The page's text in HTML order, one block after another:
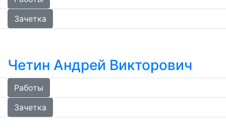
Зачетка
Четин Андрей Викторович
Работы
Зачетка